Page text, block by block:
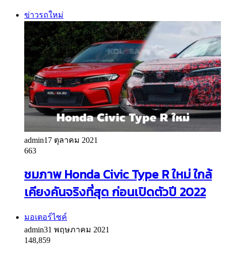
ข่าวรถใหม่
admin17 ตุลาคม 2021
663
ชมภาพ Honda Civic Type R ใหม่ ใกล้
เคียงคันจริงที่สุด ก่อนเปิดตัวปี 2022
มอเตอร์ไซค์
admin31 พฤษภาคม 2021
148,859